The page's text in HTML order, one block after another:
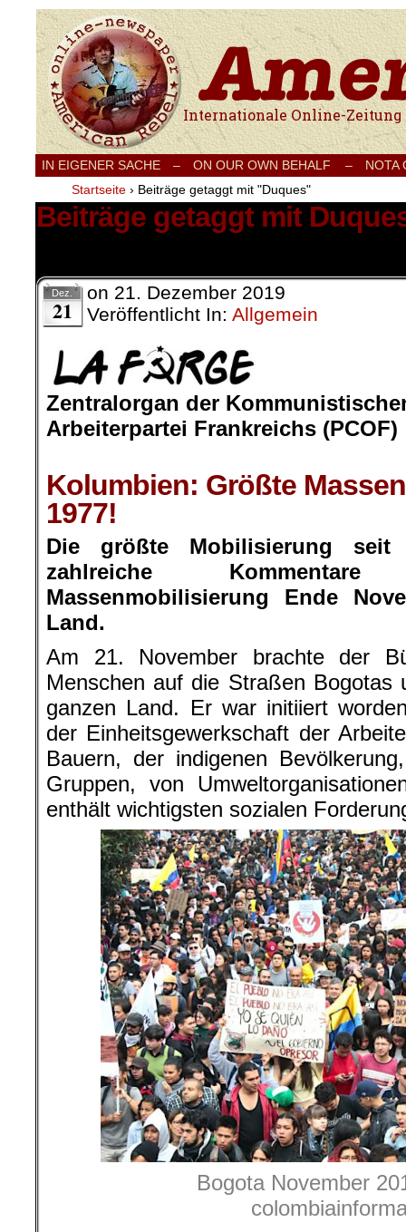
Internationale Onlinezeitung für Frieden,
IN EIGENER SACHE – ON OUR OWN BEHALF –
NOTA
Startseite › Beiträge getaggt mit "Duques"
Beiträge getaggt mit
Dez.
21
on 21. Dezember 2019
Veröffentlicht In: Allgemein
Zentralorgan der
Arbeiterpartei Frankreichs (PCOF)
Kolumbien: Größte
1977!
Die größte Mobilisierung
zahlreiche
Massenmobilisierung Ende
Land.
Am 21. November brachte der
Menschen auf die Straßen
ganzen Land. Er war initiiert
der Einheitsgewerkschaft der
Bauern, der indigenen
Gruppen, von
enthält wichtigsten sozialen
Bogota November